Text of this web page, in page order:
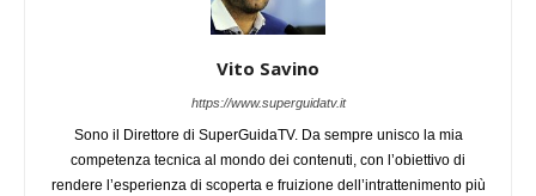
Vito Savino
https://www.superguidatv.it
Sono il Direttore di SuperGuidaTV. Da sempre unisco la mia
competenza tecnica al mondo dei contenuti, con l’obiettivo di
rendere l’esperienza di scoperta e fruizione dell’intrattenimento più